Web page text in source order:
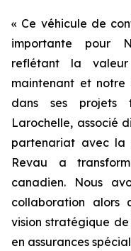
« Ce véhicule de
importante pour
reflétant la valeur
maintenant et notre
dans ses projets
Larochelle, associé
partenariat avec la
Revau a
canadien. Nous
collaboration
vision stratégique
en assurances